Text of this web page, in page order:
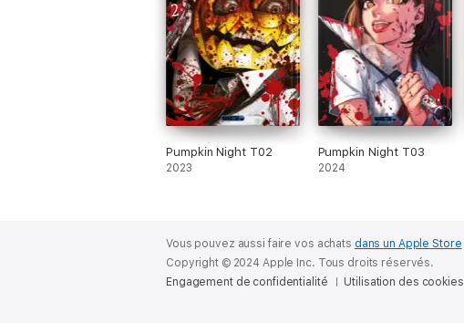
Pumpkin Night T02
2023
Pumpkin Night T03
2024
Vous pouvez aussi faire vos achats dans un Apple Store
Copyright © 2024 Apple Inc. Tous droits réservés.
Engagement de confidentialité
Utilisation des cookies